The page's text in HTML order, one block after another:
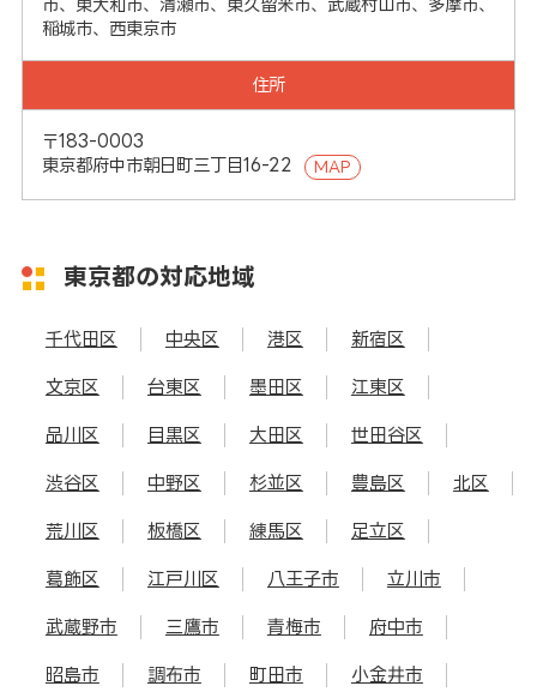
市、東大和市、清瀬市、東久留米市、武蔵村山市、多摩市、
稲城市、西東京市
住所
〒183-0003
東京都府中市朝日町三丁目16-22
MAP
東京都の対応地域
千代田区 中央区 港区 新宿区
文京区 台東区 墨田区 江東区
品川区 目黒区 大田区 世田谷区
渋谷区 中野区 杉並区 豊島区 北区
荒川区 板橋区 練馬区 足立区
葛飾区 江戸川区 八王子市 立川市
武蔵野市 三鷹市 青梅市 府中市
昭島市 調布市 町田市 小金井市